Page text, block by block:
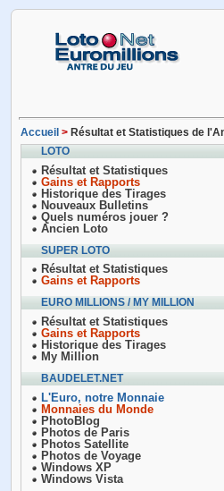
Accueil > Résultat et Statistiques de
LOTO
Résultat et Statistiques
Gains et Rapports
Historique des Tirages
Nouveaux Bulletins
Quels numéros jouer ?
Ancien Loto
SUPER LOTO
Résultat et Statistiques
Gains et Rapports
EURO MILLIONS / MY MILLION
Résultat et Statistiques
Gains et Rapports
Historique des Tirages
My Million
BAUDELET.NET
L'Euro, notre Monnaie
Monnaies du Monde
PhotoBlog
Photos de Paris
Photos Satellite
Photos de Voyage
Windows XP
Windows Vista